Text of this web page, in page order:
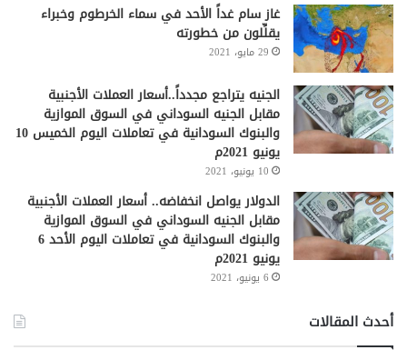
غاز سام غداً الأحد في سماء الخرطوم وخبراء
يقلِّلون من خطورته
29 مايو، 2021
الجنيه يتراجع مجدداً..أسعار العملات الأجنبية
مقابل الجنيه السوداني في السوق الموازية
والبنوك السودانية في تعاملات اليوم الخميس 10
يونيو 2021م
10 يونيو، 2021
الدولار يواصل انخفاضه.. أسعار العملات الأجنبية
مقابل الجنيه السوداني في السوق الموازية
والبنوك السودانية في تعاملات اليوم الأحد 6
يونيو 2021م
6 يونيو، 2021
أحدث المقالات